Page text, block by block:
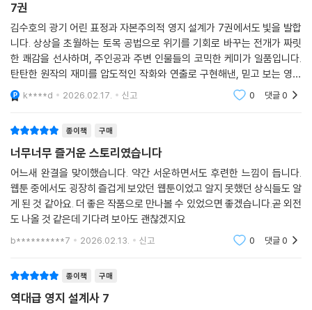
7권
김수호의 광기 어린 표정과 자본주의적 영지 설계가 7권에서도 빛을 발합
니다. 상상을 초월하는 토목 공법으로 위기를 기회로 바꾸는 전개가 짜릿
한 쾌감을 선사하며, 주인공과 주변 인물들의 코믹한 케미가 일품입니다.
탄탄한 원작의 재미를 압도적인 작화와 연출로 구현해낸, 믿고 보는 영지
물입니다.
k****d 2026.02.17. 신고 0 댓글0
종이책 구매
너무너무 즐거운 스토리였습니다
어느새 완결을 맞이했습니다. 약간 서운하면서도 후련한 느낌이 듭니다.
웹툰 중에서도 굉장히 즐겁게 보았던 웹툰이었고 알지 못했던 상식들도 알
게 된 것 같아요. 더 좋은 작품으로 만나볼 수 있었으면 좋겠습니다.곧 외전
도 나올 것 같은데 기다려 보아도 괜찮겠지요
b**********7 2026.02.13. 신고 0 댓글0
종이책 구매
역대급 영지 설계사 7